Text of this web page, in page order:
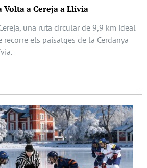
Volta a Cereja a Llívia
una ruta circular de 9,9 km ideal
recorre els paisatges de la Cerdanya